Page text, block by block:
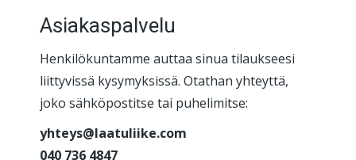
Asiakaspalvelu
Henkilökuntamme auttaa sinua tilaukseesi
liittyvissä kysymyksissä. Otathan yhteyttä,
joko sähköpostitse tai puhelimitse:
yhteys@laatuliike.com
040 736 4847